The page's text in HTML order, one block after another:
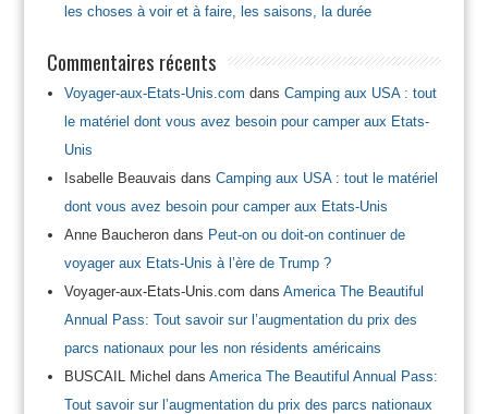
les choses à voir et à faire, les saisons, la durée
Commentaires récents
Voyager-aux-Etats-Unis.com dans Camping aux USA : tout
le matériel dont vous avez besoin pour camper aux Etats-
Unis
Isabelle Beauvais dans Camping aux USA : tout le matériel
dont vous avez besoin pour camper aux Etats-Unis
Anne Baucherondans Peut-on ou doit-on continuer de
voyager aux Etats-Unis à l’ère de Trump ?
Voyager-aux-Etats-Unis.com dans America The Beautiful
Annual Pass: Tout savoir sur l’augmentation du prix des
parcs nationaux pour les non résidents américains
BUSCAIL Michel dans America The Beautiful Annual Pass:
Tout savoir sur l’augmentation du prix des parcs nationaux